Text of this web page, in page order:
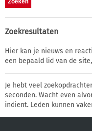
Zoekresultaten
Hier kan je nieuws en
een bepaald lid van de
Je hebt veel
seconden. Wacht even
indient. Leden kunnen